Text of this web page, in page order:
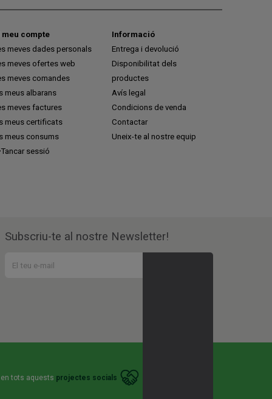
meu compte
meves dades personals
meves ofertes web
meves comandes
meus albarans
meves factures
meus certificats
meus consums
Tancar sessió
Informació
Entrega i devolució
Disponibilitat dels
productes
Avís legal
Condicions de venda
Contactar
Uneix-te al nostre equip
Subscriu-te al nostre Newsletter!
tots aquests projectes socials